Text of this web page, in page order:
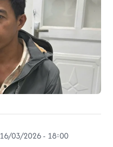
16/03/2026 - 18:00